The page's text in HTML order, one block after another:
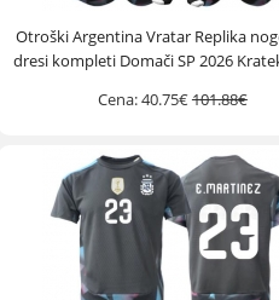
Otroški Argentina Vratar Replika
dresi kompleti Domači SP 2026
Cena:40.75€101.88€